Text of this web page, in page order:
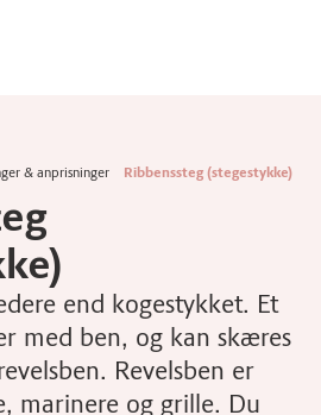
& anprisninger Ribbenssteg (stegestykke)
end kogestykket. Et
med ben, og kan skæres
Revelsben er
marinere og grille. Du